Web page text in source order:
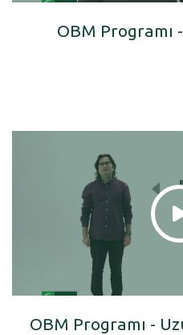
OBM Programı
OBM Programı -